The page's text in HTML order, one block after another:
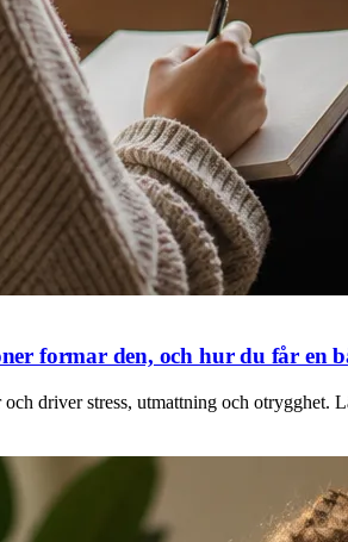
formar den, och hur du får en
driver stress, utmattning och otrygghet.